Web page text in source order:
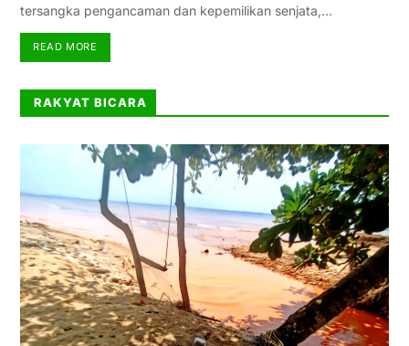
tersangka pengancaman dan kepemilikan senjata,…
READ MORE
RAKYAT BICARA